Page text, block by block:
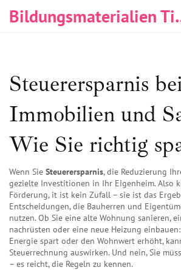
Steuerersparnis
Immobilien und
Wie Sie richtig
Wenn Sie Steuerersparnis,die Reduzierung
gezielte Investitionen in Ihr Eigenheim. Also
Förderung, it ist kein Zufall – sie ist das
Entscheidungen, die Bauherren und
nutzen. Ob Sie eine alte Wohnung sanieren,
nachrüsten oder eine neue Heizung
Energie spart oder den Wohnwert erhöht,
Steuerrechnung auswirken. Und nein, Sie
– es reicht, die Regeln zu kennen.